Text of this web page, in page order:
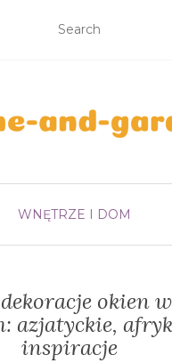
WNĘTRZE I DOM
okien
azjatyckie,
inspiracje